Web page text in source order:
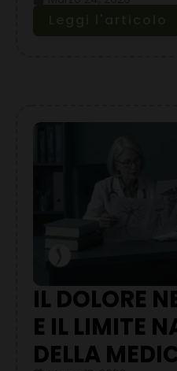
Leggi l'articolo
IL DOLORE
E IL LIMITE
DELLA